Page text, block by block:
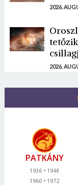
2026.
2026.
PATKÁNY
1936
1948
1960
1972